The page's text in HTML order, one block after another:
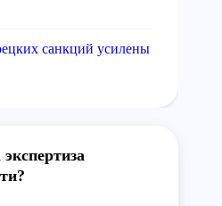
санкций усилены